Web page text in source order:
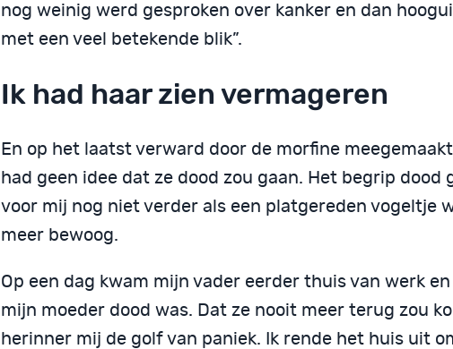
nog weinig werd gesproken over kanker en dan
met een veel betekende blik”.
Ik had haar zien vermageren
En op het laatst verward door de morfine
had geen idee dat ze dood zou gaan. Het begrip dood
voor mij nog niet verder als een platgereden vogeltje
meer bewoog.
Op een dag kwam mijn vader eerder thuis van werk
mijn moeder dood was. Dat ze nooit meer terug zou
herinner mij de golf van paniek. Ik rende het huis uit